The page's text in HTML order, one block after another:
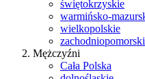
świętokrzyskie
warmińsko-
wielkopolskie
Mężczyźni
Cała Polska